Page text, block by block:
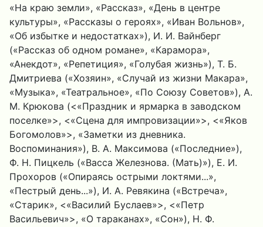
«На краю земли», «Рассказ», «День в центре
культуры», «Рассказы о героях», «Иван Вольнов»,
«Об избытке и недостатках»), И. И. Вайнберг
(«Рассказ об одном романе», «Карамора»,
«Анекдот», «Репетиция», «Голубая жизнь»), Т. Б.
Дмитриева («Хозяин», «Случай из жизни Макара»,
«Музыка», «Театральное», «По Союзу Советов»), А.
М. Крюкова (<«Праздник и ярмарка в заводском
поселке»>, <«Сцена для импровизации»>, <«Яков
Богомолов»>, «Заметки из дневника.
Воспоминания»), В. А. Максимова («Последние»),
Ф. Н. Пицкель («Васса Железнова. (Мать)»), Е. И.
Прохоров («Опираясь острыми локтями...»,
«Пестрый день...»), И. А. Ревякина («Встреча»,
«Старик», <«Василий Буслаев»>, <«Петр
Васильевич»>, «О тараканах», «Сон»), Н. Ф.